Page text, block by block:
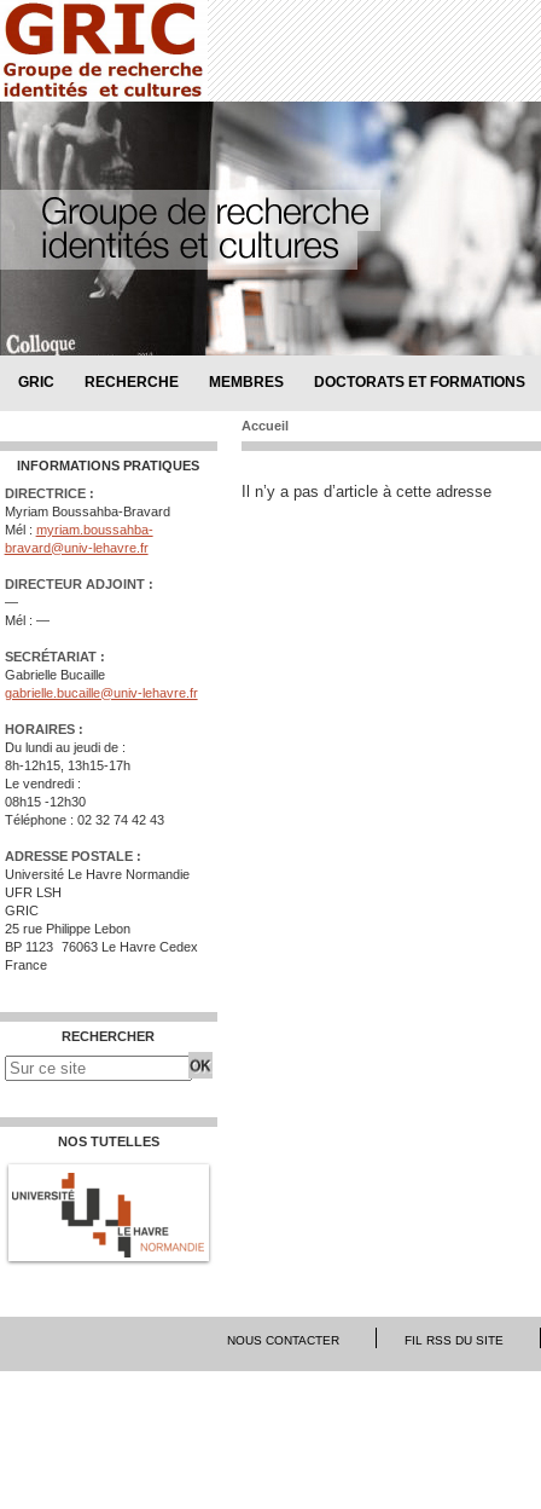
GRIC RECHERCHE MEMBRES DOCTORATS ET FORMATIONS
INFORMATIONS PRATIQUES
DIRECTRICE :
Myriam Boussahba-Bravard
Mél : myriam.boussahba-
bravard@univ-lehavre.fr
DIRECTEUR ADJOINT :
—
Mél : —
SECRÉTARIAT :
Gabrielle Bucaille
gabrielle.bucaille@univ-lehavre.fr
HORAIRES :
Du lundi au jeudi de :
8h-12h15, 13h15-17h
Le vendredi :
08h15 -12h30
Téléphone : 02 32 74 42 43
ADRESSE POSTALE :
Université Le Havre Normandie
UFR LSH
GRIC
25 rue Philippe Lebon
BP 1123 76063 Le Havre Cedex
France
RECHERCHER
NOS TUTELLES
Accueil
Il n’y a pas d’article à cette adresse
NOUS CONTACTER FIL RSS DU SITE